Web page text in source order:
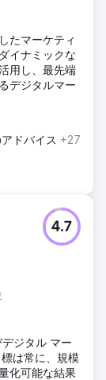
たマーケティ
イナミックな
用し、最先端
デジタルマー
ドバイス +27
4.7
ジタル マー
は常に、規模
化可能な結果